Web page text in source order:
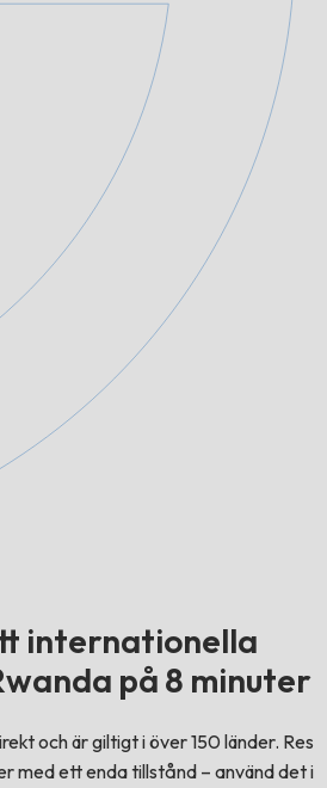
internationella
på 8 minuter
och är giltigt i över 150 länder. Res
med ett enda tillstånd – använd det i